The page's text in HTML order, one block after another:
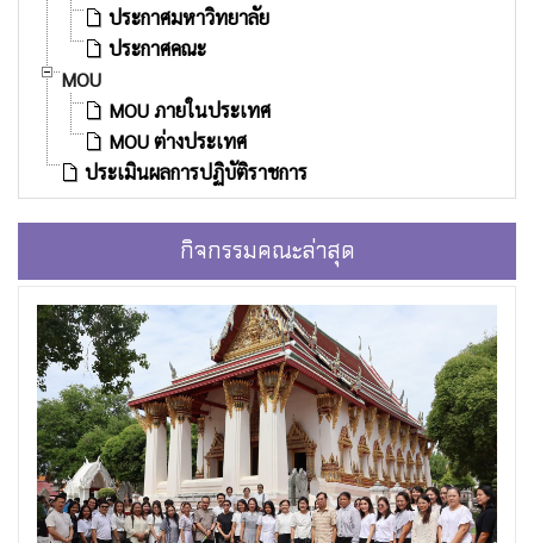
ประกาศมหาวิทยาลัย
ประกาศคณะ
MOU
MOU ภายในประเทศ
MOU ต่างประเทศ
ประเมินผลการปฏิบัติราชการ
กิจกรรมคณะล่าสุด